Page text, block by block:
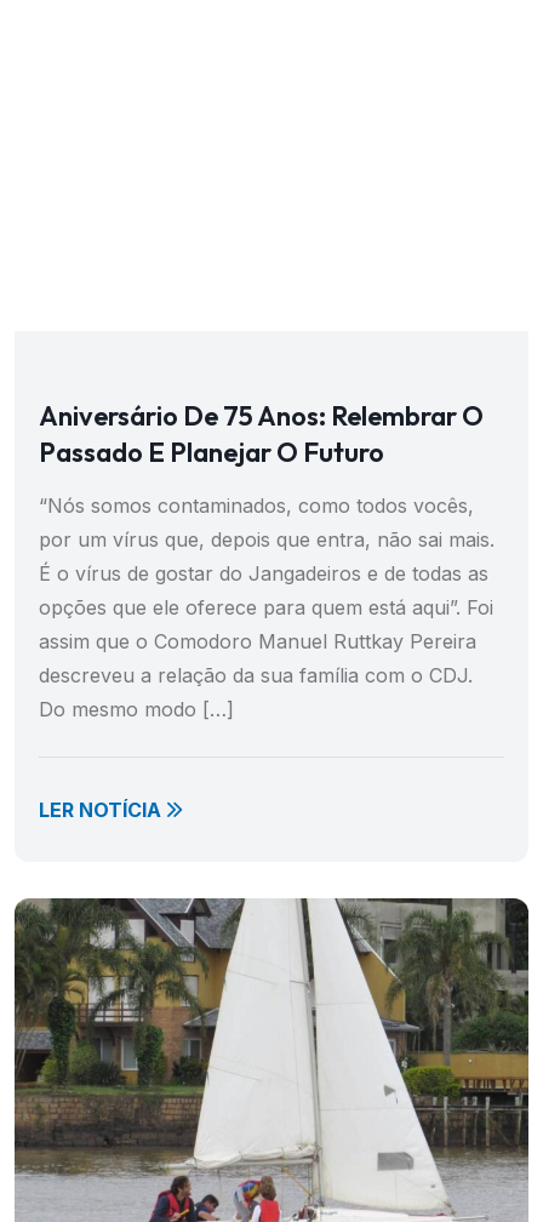
Aniversário De 75 Anos: Relembrar O
Passado E Planejar O Futuro
“Nós somos contaminados, como todos vocês,
por um vírus que, depois que entra, não sai mais.
É o vírus de gostar do Jangadeiros e de todas as
opções que ele oferece para quem está aqui”. Foi
assim que o Comodoro Manuel Ruttkay Pereira
descreveu a relação da sua família com o CDJ.
Do mesmo modo […]
LER NOTÍCIA